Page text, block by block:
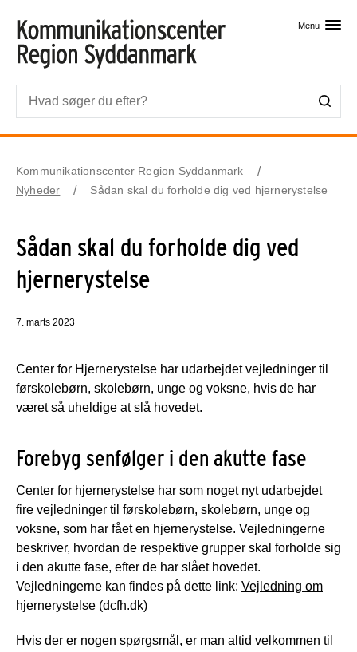
Menu
Kommunikationscenter Region Syddanmark
Nyheder
Sådan skal du forholde dig ved hjernerystelse
Sådan skal du forholde dig ved
hjernerystelse
7. marts 2023
Center for Hjernerystelse har udarbejdet vejledninger til
førskolebørn, skolebørn, unge og voksne, hvis de har
været så uheldige at slå hovedet.
Forebyg senfølger i den akutte fase
Center for hjernerystelse har som noget nyt udarbejdet
fire vejledninger til førskolebørn, skolebørn, unge og
voksne, som har fået en hjernerystelse. Vejledningerne
beskriver, hvordan de respektive grupper skal forholde sig
i den akutte fase, efter de har slået hovedet.
Vejledningerne kan findes på dette link: Vejledning om
hjernerystelse (dcfh.dk)
Hvis der er nogen spørgsmål, er man altid velkommen til